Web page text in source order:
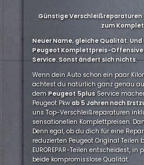
Günstige Verschleißreparaturen
zum
Neuer Name, gleiche Qualität.
Peugeot Komplettpreis-
Service. Sonst ändert sich nichts.
Wenn dein Auto schon ein paar
achtest du natürlich ganz genau
dem Peugeot 5plusService
Peugeot Pkwab 5 Jahren nach
uns Top-Verschleißreparaturen
sensationellen Komplettpreisen.
Denn egal, ob du dich für eine
reduzierten Peugeot Original Teilen
EUROREPAR-Teilen entscheidest,
beide kompromisslose Qualität.